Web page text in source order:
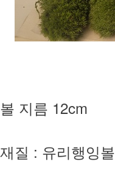
볼 지름 12cm
재질 : 유리행잉볼